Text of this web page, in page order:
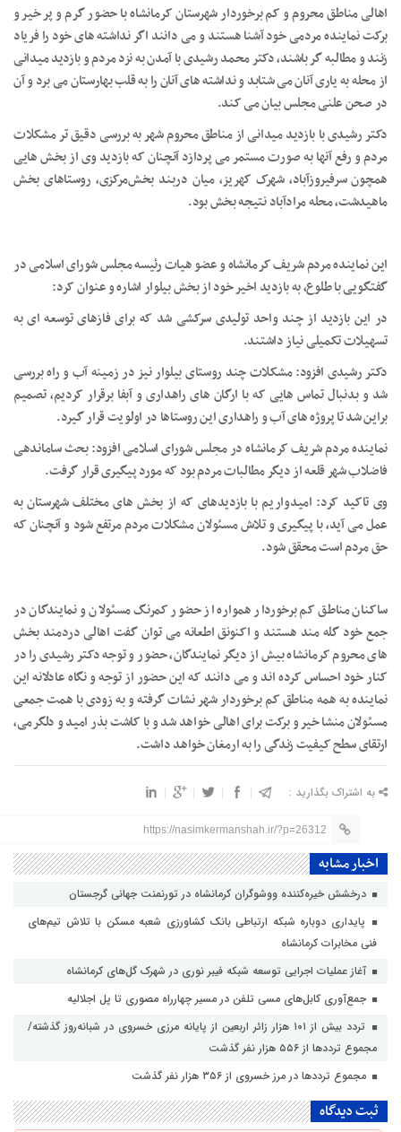
اهالی مناطق محروم و کم برخوردار شهرستان کرمانشاه با حضور گرم و پر خیر و
برکت نماینده مردمی خود آشنا هستند و می دانند اگر نداشته های خود را فریاد
زنند و مطالبه گر باشند، دکتر محمد رشیدی با آمدن به نزد مردم و بازدید میدانی
از محله به یاری آنان می شتابد و نداشته های آنان را به قلب بهارستان می برد و آن
در صحن علنی مجلس بیان می کند.
دکتر رشیدی با بازدید میدانی از مناطق محروم شهر به بررسی دقیق تر مشکلات
مردم و رفع آنها به صورت مستمر می پردازد آنچنان که بازدید وی از بخش هایی
همچون سرفیروزآباد، شهرک کهریز، میان دربند بخش‌مرکزی، روستاهای بخش
ماهیدشت، محله مرادآباد نتیجه بخش بود.
این نماینده مردم شریف کرمانشاه و عضو هیات رئیسه مجلس شورای اسلامی در
گفتگویی با طلوع، به بازدید اخیر خود از بخش بیلوار اشاره و عنوان کرد:
در این بازدید از چند واحد تولیدی سرکشی شد که برای فازهای توسعه ای به
تسهیلات تکمیلی نیاز داشتند.
دکتر رشیدی افزود: مشکلات چند روستای بیلوار نیز در زمینه آب و راه بررسی
شد و بدنبال تماس هایی که با ارگان های راهداری و آبفا برقرار کردیم، تصمیم
براین شد تا پروژه های آب و راهداری این روستاها در اولویت قرار گیرد.
نماینده مردم شریف کرمانشاه در مجلس شورای اسلامی افزود: بحث ساماندهی
فاضلاب شهر قلعه از دیگر مطالبات مردم بود که مورد پیگیری قرار گرفت.
وی تاکید کرد: امیدواریم با بازدیدهای که از بخش های مختلف شهرستان به
عمل می آید، با پیگیری و تلاش مسئولان مشکلات مردم مرتفع شود و آنچنان که
حق مردم است محقق شود.
ساکنان مناطق کم برخوردار همواره از حضور کمرنگ مسئولان و نمایندگان در
جمع خود گله مند هستند و اکنونق اطعانه می توان گفت اهالی دردمند بخش
های محروم کرمانشاه بیش از دیگر نمایندگان، حضور و توجه دکتر رشیدی را در
کنار خود احساس کرده اند‌ و می دانند که این حضور از توجه و نگاه عادلانه این
نماینده به همه مناطق کم برخوردار شهر نشات گرفته و به زودی با همت جمعی
مسئولان منشا خیر و برکت برای اهالی خواهد شد و با کاشت بذر امید و دلگرمی،
ارتقای سطح کیفیت زندگی را به ارمغان خواهد داشت.
به اشتراک بگذارید :
https://nasimkermanshah.ir/?p=26312
اخبار مشابه
درخشش خیره‌کننده ووشوگران کرمانشاه در تورنمنت جهانی گرجستان
پایداری دوباره شبکه ارتباطی بانک کشاورزی شعبه مسکن با تلاش تیم‌های
فنی مخابرات کرمانشاه
آغاز عملیات اجرایی توسعه شبکه فیبر نوری در شهرک گل‌های کرمانشاه
جمع‌آوری کابل‌های مسی تلفن در مسیر چهارراه مصوری تا پل اجلالیه
تردد بیش از ۱۰۱ هزار زائر اربعین از پایانه مرزی خسروی در شبانه‌روز گذشته/
مجموع ترددها از ۵۵۶ هزار نفر گذشت
مجموع ترددها در مرز خسروی از ۳۵۶ هزار نفر گذشت
ثبت دیدگاه